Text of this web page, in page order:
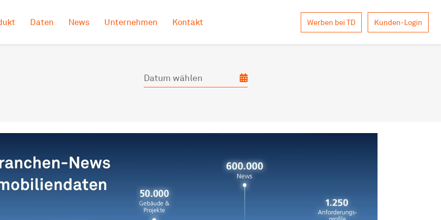
Daten News Unternehmen Kontakt Werben bei TD Kunden-Login